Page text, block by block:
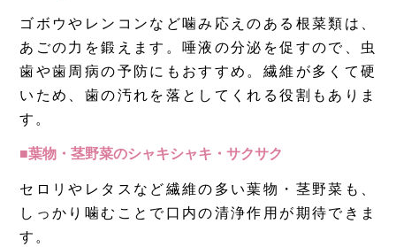
ゴボウやレンコンなど噛み応えのある根菜類は、
あごの力を鍛えます。唾液の分泌を促すので、虫
歯や歯周病の予防にもおすすめ。繊維が多くて硬
いため、歯の汚れを落としてくれる役割もありま
す。
■葉物・茎野菜のシャキシャキ・サクサク
セロリやレタスなど繊維の多い葉物・茎野菜も、
しっかり噛むことで口内の清浄作用が期待できま
す。